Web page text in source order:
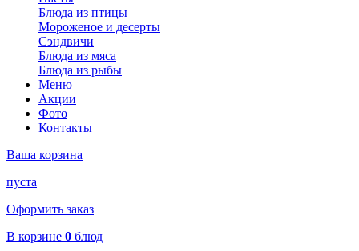
Блюда из птицы
Мороженое и десерты
Сэндвичи
Блюда из мяса
Блюда из рыбы
Меню
Акции
Фото
Контакты
Ваша корзина
пуста
Оформить заказ
В корзине 0 блюд